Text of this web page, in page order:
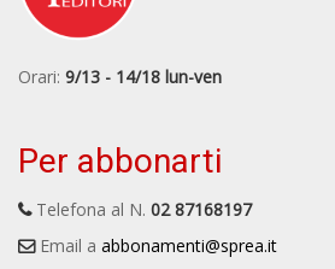
Orari: 9/13 - 14/18 lun-ven
Per abbonarti
Telefona al N. 02 87168197
Email a abbonamenti@sprea.it